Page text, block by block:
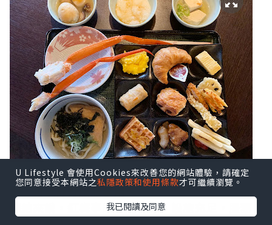
而且食物補給得很快，所以沒有要搶要爭的情
況，可以舒舒服服享用～
總結來說，紅梅亭的房間舒適，設施充足，服務
U Lifestyle 會使用Cookies來改善您的網站體驗，請確定
您同意接受本網站之私隱政策和使用條款才可繼續瀏覽。
我已閱讀及同意